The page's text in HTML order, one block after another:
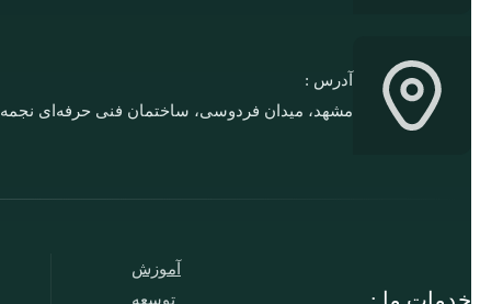
آدرس :
مشهد، میدان فردوسی، ساختمان فنی حرفه‌ای نجمه
آموزش
توسعه